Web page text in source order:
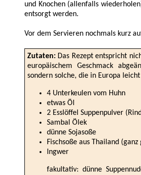
und Knochen (allenfalls
entsorgt werden.
Vor dem Servieren nochmals kurz
Zutaten: Das Rezept entspricht
europäischem Geschmack
sondern solche, die in Europa
4 Unterkeulen vom Huhn
etwas Öl
2 Esslöffel Suppenpulver
Sambal Ölek
dünne Sojasoße
Fischsoße aus Thailand (ganz
Ingwer
fakultativ: dünne